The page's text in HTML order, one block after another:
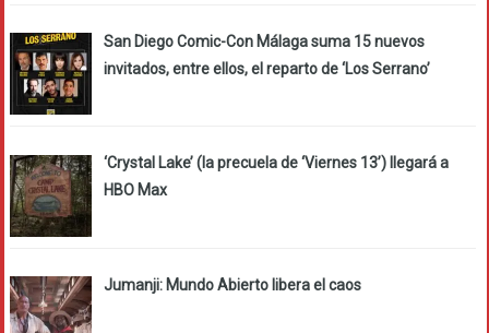
San Diego Comic-Con Málaga suma 15 nuevos
invitados, entre ellos, el reparto de ‘Los Serrano’
‘Crystal Lake’ (la precuela de ‘Viernes 13’) llegará a
HBO Max
Jumanji: Mundo Abierto libera el caos